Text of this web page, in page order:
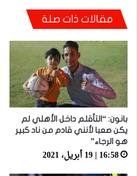
مانشستر يونايتد يستعيد
مواجهة أستون فيلا
مقالات ذات صلة
بانون: “التأقلم داخل الأهلي لم
يكن صعبا لأنني قادم من ناد كبير
هو الرجاء”
16:58 | 19 أبريل، 2021